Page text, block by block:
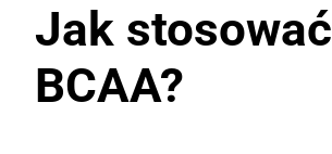
Jak stosować
BCAA?